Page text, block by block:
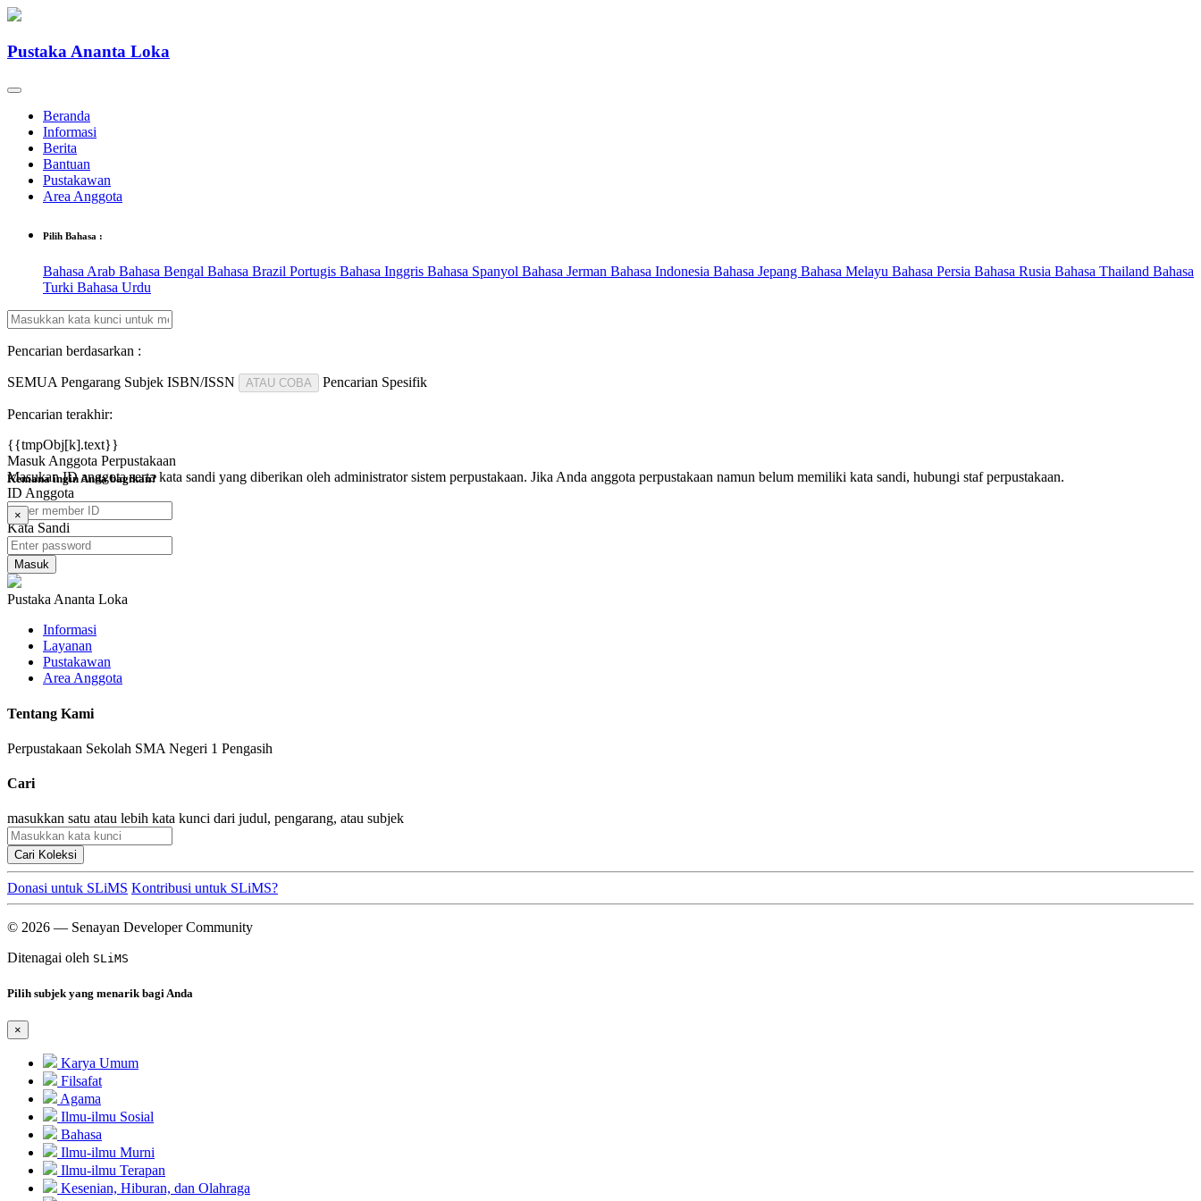
Pustaka Ananta Loka
Beranda
Informasi
Berita
Bantuan
Pustakawan
Area Anggota
Pilih Bahasa :
Bahasa Arab Bahasa Bengal Bahasa Brazil Portugis Bahasa Inggris Bahasa Spanyol Bahasa Jerman Bahasa Indonesia Bahasa Jepang Bahasa Melayu Bahasa Persia Bahasa Rusia Bahasa Thailand Bahasa
Turki Bahasa Urdu
Pencarian berdasarkan :
SEMUA Pengarang Subjek ISBN/ISSN ATAU COBA Pencarian Spesifik
Pencarian terakhir:
{{tmpObj[k].text}}
Masuk Anggota Perpustakaan
Masukan ID anggota serta kata sandi yang diberikan oleh administrator sistem perpustakaan. Jika Anda anggota perpustakaan namun belum memiliki kata sandi, hubungi staf perpustakaan.
ID Anggota
Kata Sandi
Pustaka Ananta Loka
Informasi
Layanan
Pustakawan
Area Anggota
Tentang Kami
Perpustakaan Sekolah SMA Negeri 1 Pengasih
Cari
masukkan satu atau lebih kata kunci dari judul, pengarang, atau subjek
Cari Koleksi
Donasi untuk SLiMS Kontribusi untuk SLiMS?
© 2026 — Senayan Developer Community
Ditenagai oleh SLiMS
Pilih subjek yang menarik bagi Anda
×
Karya Umum
Filsafat
Agama
Ilmu-ilmu Sosial
Bahasa
Ilmu-ilmu Murni
Ilmu-ilmu Terapan
Kesenian, Hiburan, dan Olahraga
Kemana ingin Anda bagikan?
×